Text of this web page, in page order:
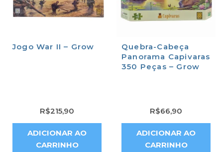
Jogo War II – Grow
R$215,90
ADICIONAR AO
CARRINHO
Quebra-Cabeça
Panorama Capivaras
350 Peças – Grow
R$66,90
ADICIONAR AO
CARRINHO